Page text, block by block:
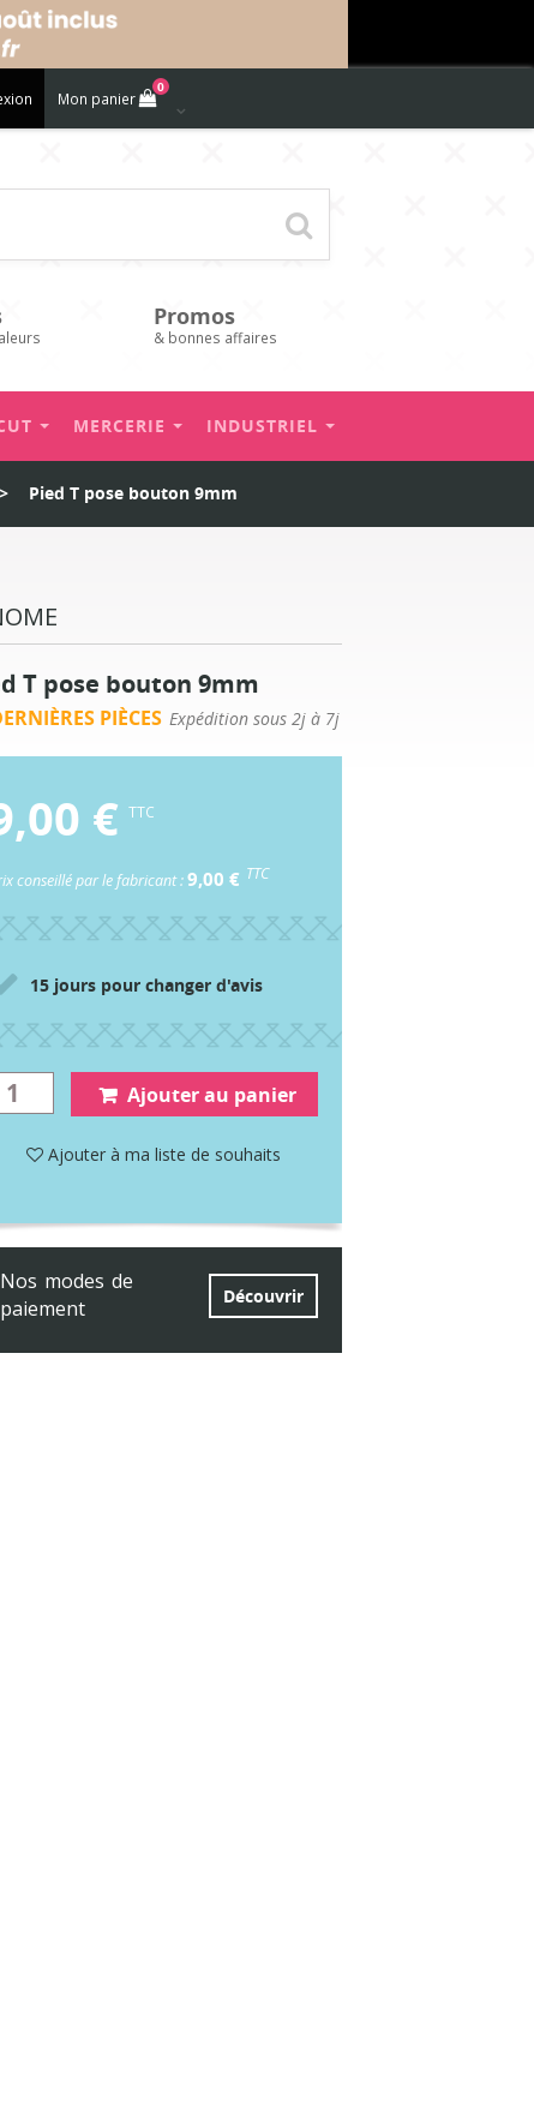
Mon panier
0
Promos
& bonnes affaires
MERCERIE INDUSTRIEL
> Pied T pose bouton 9mm
T pose bouton 9mm
PIÈCES Expédition sous 2j à 7j
€ TTC
conseillé par le fabricant :9,00 € TTC
15 jours pour changer d'avis
Ajouter au panier
Ajouter à ma liste de souhaits
Nos modes de
paiement
Découvrir